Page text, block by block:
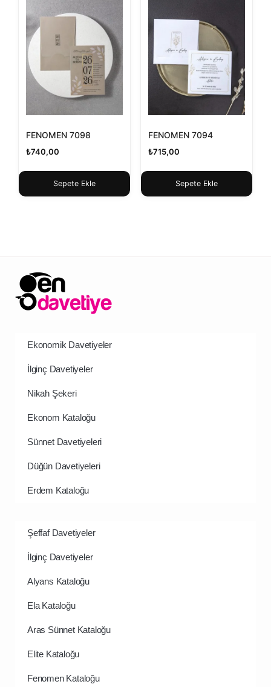
FENOMEN 7098
₺740,00
Sepete Ekle
FENOMEN 7094
₺715,00
Sepete Ekle
Ekonomik Davetiyeler
İlginç Davetiyeler
Nikah Şekeri
Ekonom Kataloğu
Sünnet Davetiyeleri
Düğün Davetiyeleri
Erdem Kataloğu
Şeffaf Davetiyeler
İlginç Davetiyeler
Alyans Kataloğu
Ela Kataloğu
Aras Sünnet Kataloğu
Elite Kataloğu
Fenomen Kataloğu